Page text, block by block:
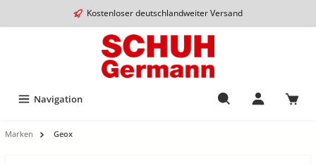
Kostenloser deutschlandweiter Versand
Navigation
Marken Geox